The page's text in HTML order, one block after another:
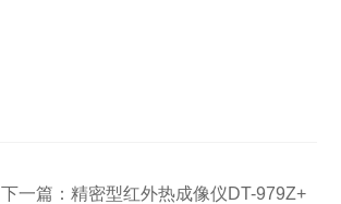
下一篇： 精密型红外热成像仪DT-979Z+